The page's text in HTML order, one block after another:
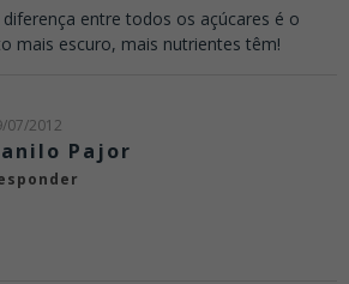
entre todos os açúcares é o
mais escuro, mais nutrientes têm!
07/2012
Pajor